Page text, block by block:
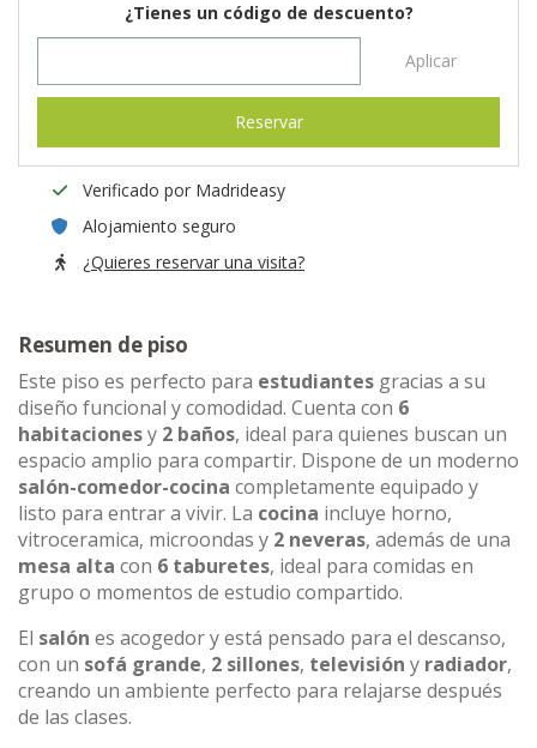
¿Tienes un código de descuento?
Aplicar
Reservar
Verificado por Madrideasy
Alojamiento seguro
¿Quieres reservar una visita?
Resumen de piso
Este piso es perfecto para estudiantes gracias a su
diseño funcional y comodidad. Cuenta con 6
habitacionesy 2 baños, ideal para quienes buscan un
espacio amplio para compartir. Dispone de un moderno
salón-comedor-cocina completamente equipado y
listo para entrar a vivir. La cocina incluye horno,
vitroceramica, microondas y 2 neveras, además de una
mesa alta con 6 taburetes, ideal para comidas en
grupo o momentos de estudio compartido.
El salón es acogedor y está pensado para el descanso,
con un sofá grande, 2 sillones, televisión y radiador,
creando un ambiente perfecto para relajarse después
de las clases.